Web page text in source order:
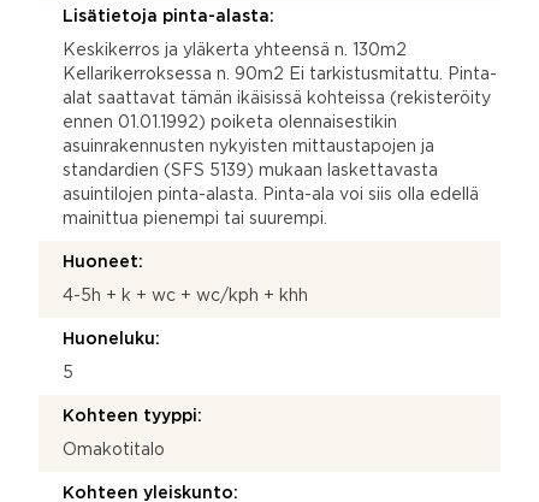
Lisätietoja pinta-alasta:
Keskikerros ja yläkerta yhteensä n. 130m2
Kellarikerroksessa n. 90m2 Ei tarkistusmitattu. Pinta-
alat saattavat tämän ikäisissä kohteissa (rekisteröity
ennen 01.01.1992) poiketa olennaisestikin
asuinrakennusten nykyisten mittaustapojen ja
standardien (SFS 5139) mukaan laskettavasta
asuintilojen pinta-alasta. Pinta-ala voi siis olla edellä
mainittua pienempi tai suurempi.
Huoneet:
4-5h + k + wc + wc/kph + khh
Huoneluku:
5
Kohteen tyyppi:
Omakotitalo
Kohteen yleiskunto: